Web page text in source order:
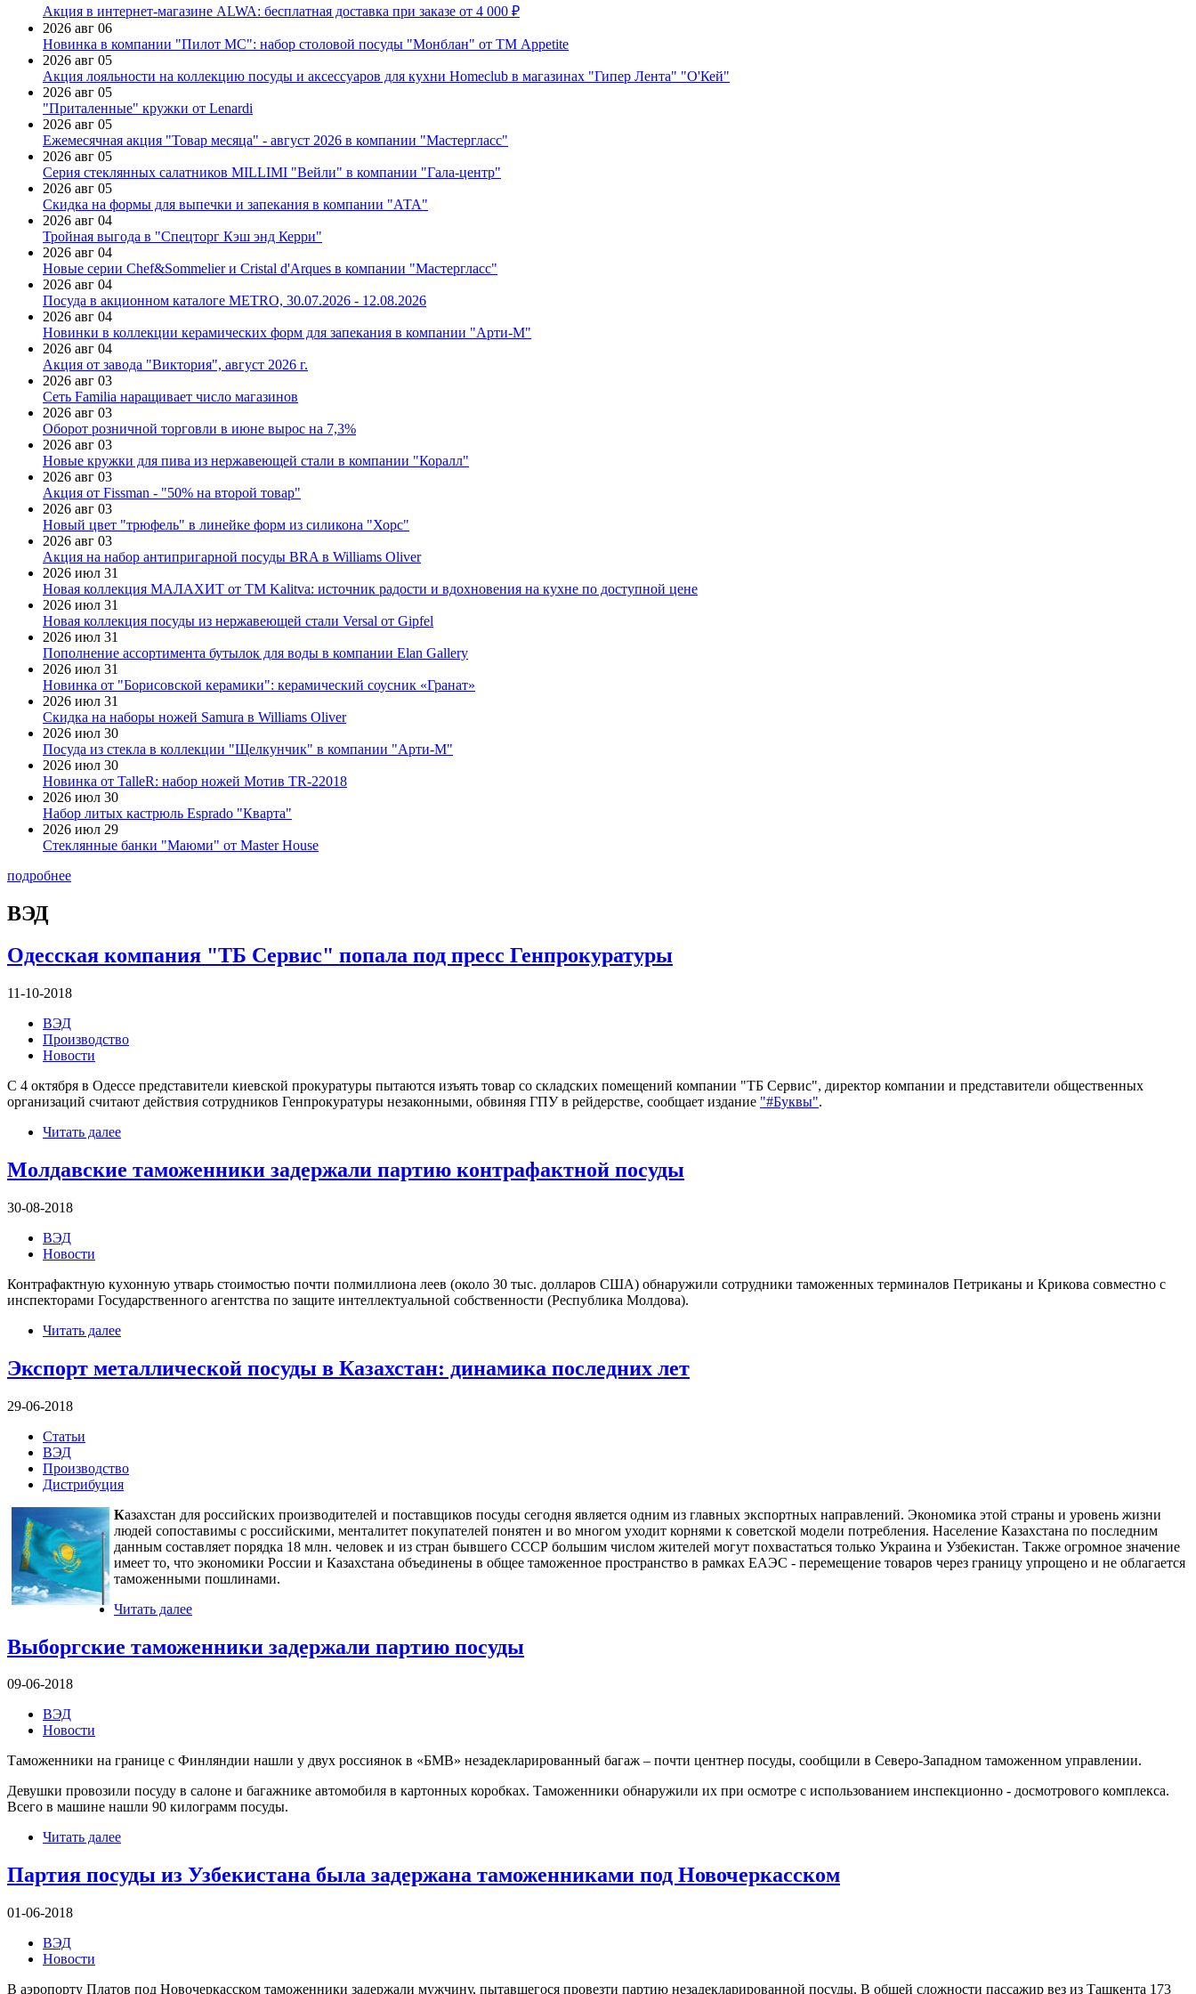
Акция в интернет-магазине ALWA: бесплатная доставка при заказе от 4 000 ₽
2026 авг 06
Новинка в компании "Пилот МС": набор столовой посуды "Монблан" от ТМ Appetite
2026 авг 05
Акция лояльности на коллекцию посуды и аксессуаров для кухни Homeclub в магазинах "Гипер Лента" "О'Кей"
2026 авг 05
"Приталенные" кружки от Lenardi
2026 авг 05
Ежемесячная акция "Товар месяца" - август 2026 в компании "Мастергласс"
2026 авг 05
Серия стеклянных салатников MILLIMI "Вейли" в компании "Гала-центр"
2026 авг 05
Скидка на формы для выпечки и запекания в компании "АТА"
2026 авг 04
Тройная выгода в "Спецторг Кэш энд Керри"
2026 авг 04
Новые серии Chef&Sommelier и Cristal d'Arques в компании "Мастергласс"
2026 авг 04
Посуда в акционном каталоге METRO, 30.07.2026 - 12.08.2026
2026 авг 04
Новинки в коллекции керамических форм для запекания в компании "Арти-М"
2026 авг 04
Акция от завода "Виктория", август 2026 г.
2026 авг 03
Сеть Familia наращивает число магазинов
2026 авг 03
Оборот розничной торговли в июне вырос на 7,3%
2026 авг 03
Новые кружки для пива из нержавеющей стали в компании "Коралл"
2026 авг 03
Акция от Fissman - "50% на второй товар"
2026 авг 03
Новый цвет "трюфель" в линейке форм из силикона "Хорс"
2026 авг 03
Акция на набор антипригарной посуды BRA в Williams Oliver
2026 июл 31
Новая коллекция МАЛАХИТ от ТМ Kalitva: источник радости и вдохновения на кухне по доступной цене
2026 июл 31
Новая коллекция посуды из нержавеющей стали Versal от Gipfel
2026 июл 31
Пополнение ассортимента бутылок для воды в компании Elan Gallery
2026 июл 31
Новинка от "Борисовской керамики": керамический соусник «Гранат»
2026 июл 31
Скидка на наборы ножей Samura в Williams Oliver
2026 июл 30
Посуда из стекла в коллекции "Щелкунчик" в компании "Арти-М"
2026 июл 30
Новинка от TalleR: набор ножей Мотив TR-22018
2026 июл 30
Набор литых кастрюль Esprado "Кварта"
2026 июл 29
Стеклянные банки "Маюми" от Master House
подробнее
ВЭД
Одесская компания "ТБ Сервис" попала под пресс Генпрокуратуры
11-10-2018
ВЭД
Производство
Новости
С 4 октября в Одессе представители киевской прокуратуры пытаются изъять товар со складских помещений компании "ТБ Сервис", директор компании и представители общественных
организаций считают действия сотрудников Генпрокуратуры незаконными, обвиняя ГПУ в рейдерстве, сообщает издание "#Буквы".
Читать далее
Молдавские таможенники задержали партию контрафактной посуды
30-08-2018
ВЭД
Новости
Контрафактную кухонную утварь стоимостью почти полмиллиона леев (около 30 тыс. долларов США) обнаружили сотрудники таможенных терминалов Петриканы и Крикова совместно с
инспекторами Государственного агентства по защите интеллектуальной собственности (Республика Молдова).
Читать далее
Экспорт металлической посуды в Казахстан: динамика последних лет
29-06-2018
Статьи
ВЭД
Производство
Дистрибуция
Казахстан для российских производителей и поставщиков посуды сегодня является одним из главных экспортных направлений. Экономика этой страны и уровень жизни
людей сопоставимы с российскими, менталитет покупателей понятен и во многом уходит корнями к советской модели потребления. Население Казахстана по последним
данным составляет порядка 18 млн. человек и из стран бывшего СССР большим числом жителей могут похвастаться только Украина и Узбекистан. Также огромное значение
имеет то, что экономики России и Казахстана объединены в общее таможенное пространство в рамках ЕАЭС - перемещение товаров через границу упрощено и не облагается
таможенными пошлинами.
Читать далее
Выборгские таможенники задержали партию посуды
09-06-2018
ВЭД
Новости
Таможенники на границе с Финляндии нашли у двух россиянок в «БМВ» незадекларированный багаж – почти центнер посуды, сообщили в Северо-Западном таможенном управлении.
Девушки провозили посуду в салоне и багажнике автомобиля в картонных коробках. Таможенники обнаружили их при осмотре с использованием инспекционно - досмотрового комплекса.
Всего в машине нашли 90 килограмм посуды.
Читать далее
Партия посуды из Узбекистана была задержана таможенниками под Новочеркасском
01-06-2018
ВЭД
Новости
В аэропорту Платов под Новочеркасском таможенники задержали мужчину, пытавшегося провезти партию незадекларированной посуды. В общей сложности пассажир вез из Ташкента 173